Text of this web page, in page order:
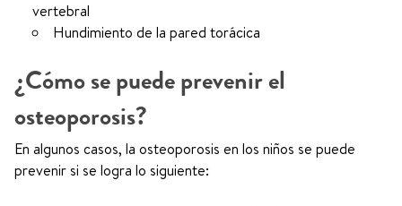
vertebral
Hundimiento de la pared torácica
¿Cómo se puede prevenir el
osteoporosis?
En algunos casos, la osteoporosis en los niños se puede
prevenir si se logra lo siguiente: